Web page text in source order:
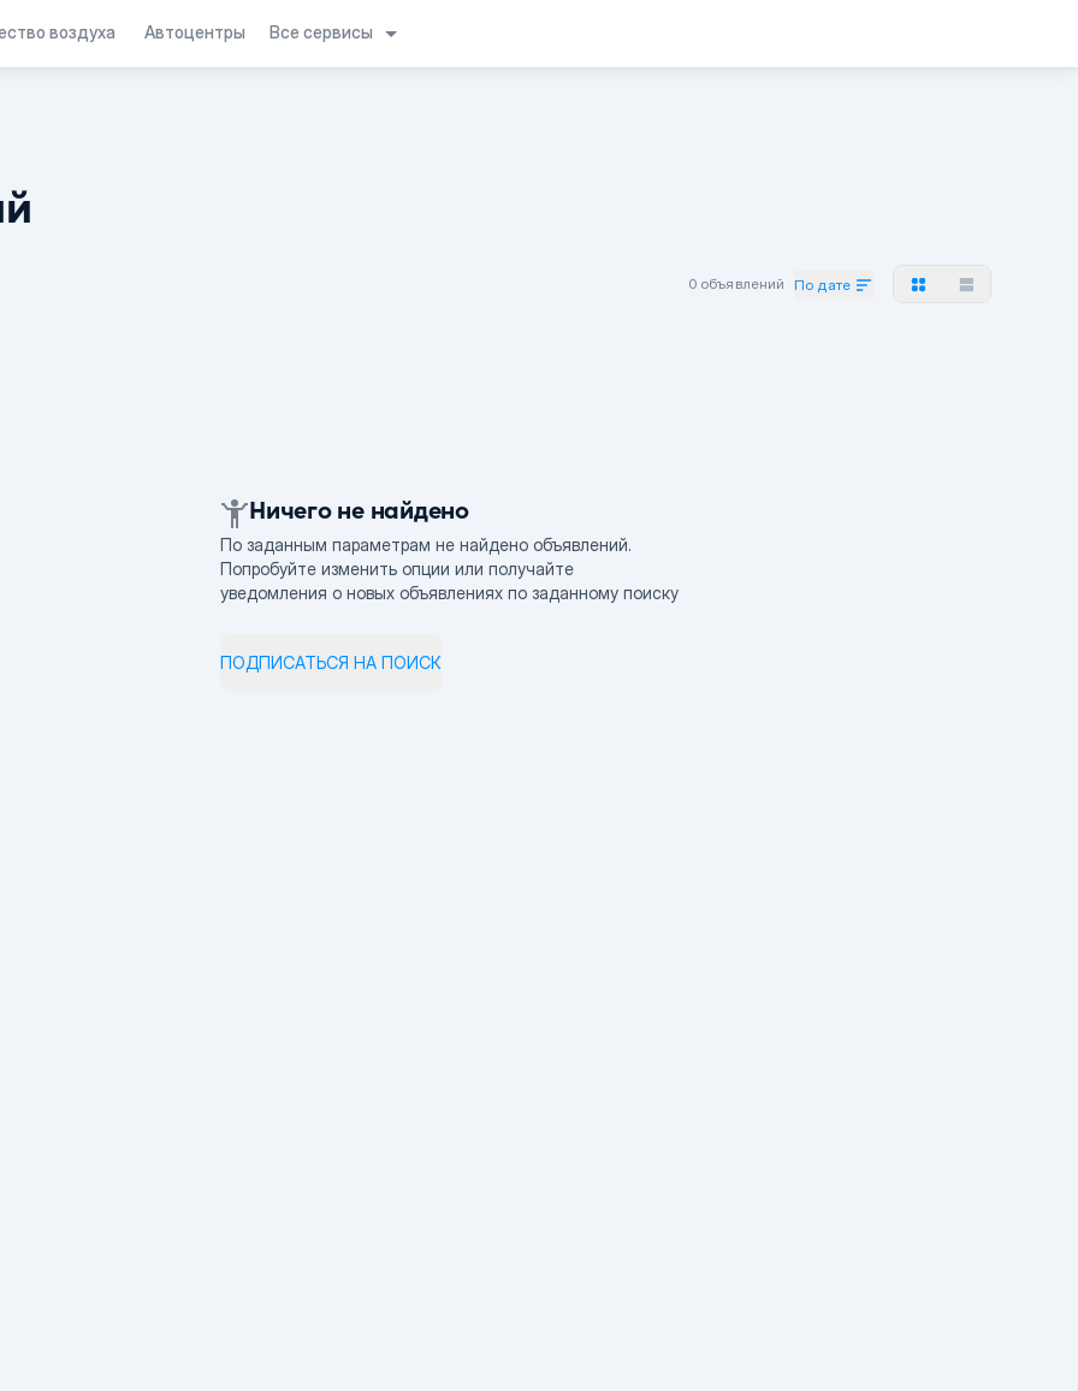
воздуха Автоцентры Все сервисы
0 объявлений По дате
Ничего не найдено
По заданным параметрам не найдено объявлений.
Попробуйте изменить опции или получайте
уведомления о новых объявлениях по заданному поиску
ПОДПИСАТЬСЯ НА ПОИСК